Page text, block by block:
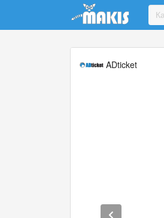
Update cookies preferences
ADticket